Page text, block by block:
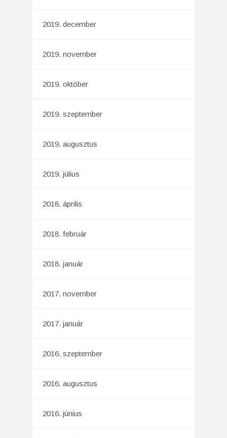
2019. december
2019. november
2019. október
2019. szeptember
2019. augusztus
2019. július
2018. április
2018. február
2018. január
2017. november
2017. január
2016. szeptember
2016. augusztus
2016. június